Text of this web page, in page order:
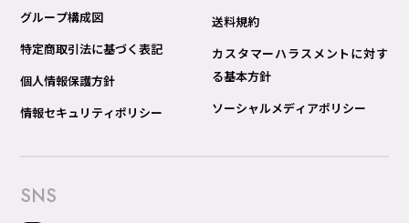
グループ構成図
特定商取引法に基づく表記
個人情報保護方針
情報セキュリティポリシー
送料規約
カスタマーハラスメントに対す
る基本方針
ソーシャルメディアポリシー
SNS